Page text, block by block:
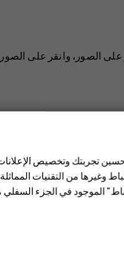
على الصور ، وانقر على
الرسالة من لوحة
تحسين تجربتك وتخصيص
وغيرها من التقنيات
الموجود في الجزء